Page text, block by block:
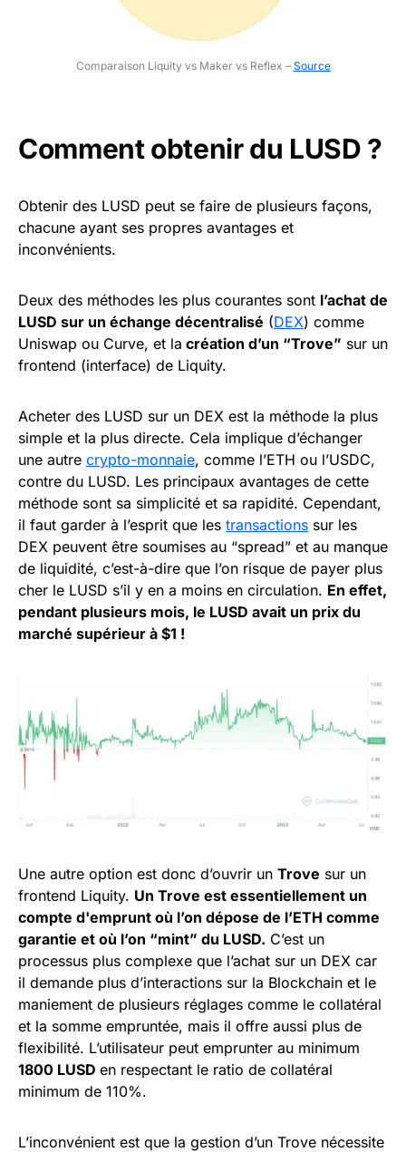
Comparaison Liquity vs Maker vs Reflex – Source
Comment obtenir du LUSD ?
Obtenir des LUSD peut se faire de plusieurs façons,
chacune ayant ses propres avantages et
inconvénients.
Deux des méthodes les plus courantes sont l’achat de
LUSD sur un échange décentralisé (DEX) comme
Uniswap ou Curve, et la création d’un “Trove” sur un
frontend (interface) de Liquity.
Acheter des LUSD sur un DEX est la méthode la plus
simple et la plus directe. Cela implique d’échanger
une autre crypto-monnaie, comme l’ETH ou l’USDC,
contre du LUSD. Les principaux avantages de cette
méthode sont sa simplicité et sa rapidité. Cependant,
il faut garder à l’esprit que les transactions sur les
DEX peuvent être soumises au “spread” et au manque
de liquidité, c’est-à-dire que l’on risque de payer plus
cher le LUSD s’il y en a moins en circulation. En effet,
pendant plusieurs mois, le LUSD avait un prix du
marché supérieur à $1 !
Une autre option est donc d’ouvrir un Trove sur un
frontend Liquity. Un Trove est essentiellement un
compte d'emprunt où l’on dépose de l’ETH comme
garantie et où l’on “mint” du LUSD. C’est un
processus plus complexe que l’achat sur un DEX car
il demande plus d’interactions sur la Blockchain et le
maniement de plusieurs réglages comme le collatéral
et la somme empruntée, mais il offre aussi plus de
flexibilité. L’utilisateur peut emprunter au minimum
1800 LUSD en respectant le ratio de collatéral
minimum de 110%.
L’inconvénient est que la gestion d’un Trove nécessite